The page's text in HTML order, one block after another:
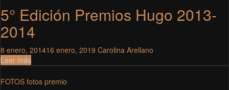
5° Edición Premios Hugo 2013-
2014
8 enero, 201416 enero, 2019 Carolina Arellano
Leer más
FOTOS fotos premio